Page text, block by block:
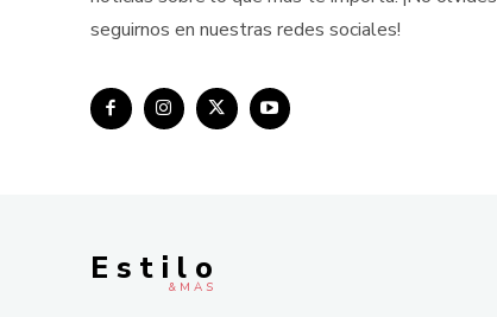
seguirnos en nuestras redes sociales!
E s t i l o
& M À S